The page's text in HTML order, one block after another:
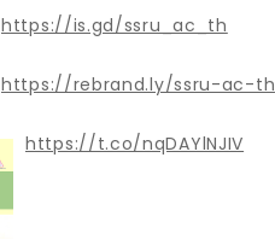
https://is.gd/ssru_ac_th
https://rebrand.ly/ssru-ac-th
https://t.co/nqDAYlNJIV